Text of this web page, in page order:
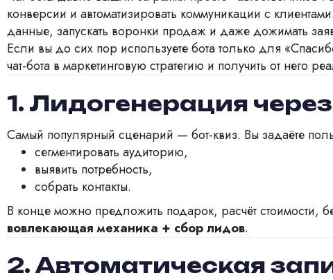
конверсии и автоматизировать коммуникации с
данные, запускать воронки продаж и даже дожимать
Если вы до сих пор используете бота только для
чат-бота в маркетинговую стратегию и получить от него
1. Лидогенерация
Самый популярный сценарий — бот-квиз. Вы задаёте
сегментировать аудиторию,
выявить потребность,
собрать контакты.
В конце можно предложить подарок, расчёт стоимости,
вовлекающая механика + сбор лидов.
2. Автоматическая